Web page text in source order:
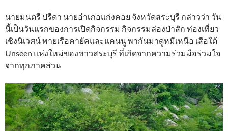
นายมนตรี ปรีดา นายอำเภอแก่งคอย จังหวัดสระบุรี กล่าวว่า วัน
นี้เป็นวันแรกของการเปิดกิจกรรม กิจกรรมล่องป่าสัก ท่องเที่ยว
เชิงนิเวศน์ พายเรือคายัคและแคนนู พากันมาดูหมีเหนือ เสือใต้
Unseen แห่งใหม่ของชาวสระบุรี ที่เกิดจากความร่วมมือร่วมใจ
จากทุกภาคส่วน